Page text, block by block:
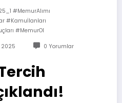
#MemurAlımı
#Kamuİlanları
#MemurOl
2025 0 Yorumlar